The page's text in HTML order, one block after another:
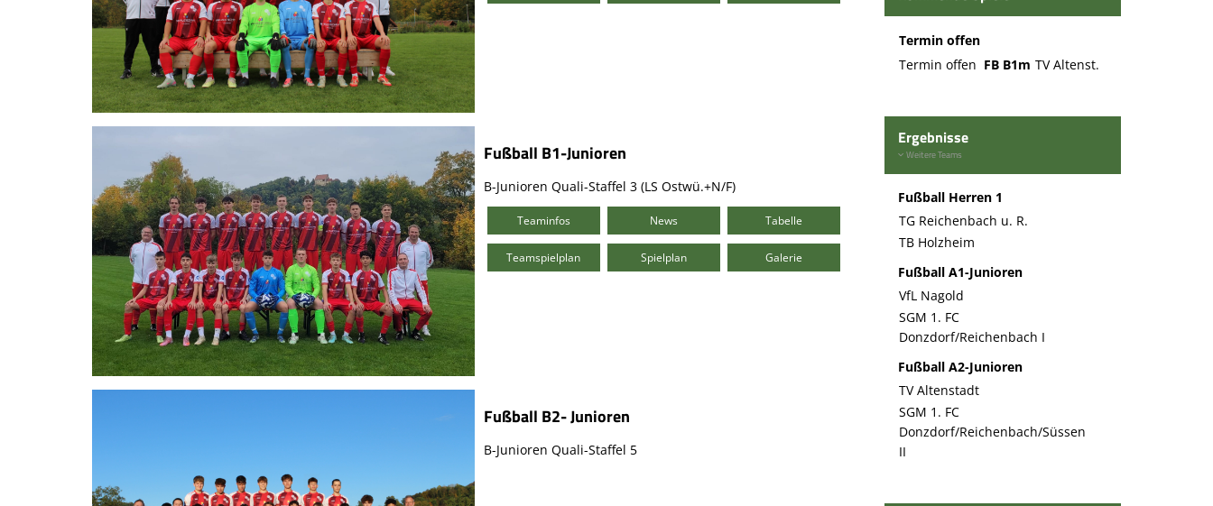
Fußball B1-Junioren
B-Junioren Quali-Staffel 3 (LS Ostwü.+N/F)
Teaminfos News Tabelle
Teamspielplan Spielplan Galerie
Fußball B2- Junioren
B-Junioren Quali-Staffel 5
Termin offen
Termin offen FB B1m TV Altenst.
Ergebnisse
Weitere Teams
Fußball Herren 1
TG Reichenbach u. R.
TB Holzheim
Fußball A1-Junioren
VfL Nagold
SGM 1. FC
Donzdorf/Reichenbach I
Fußball A2-Junioren
TV Altenstadt
SGM 1. FC
Donzdorf/Reichenbach/Süssen
II